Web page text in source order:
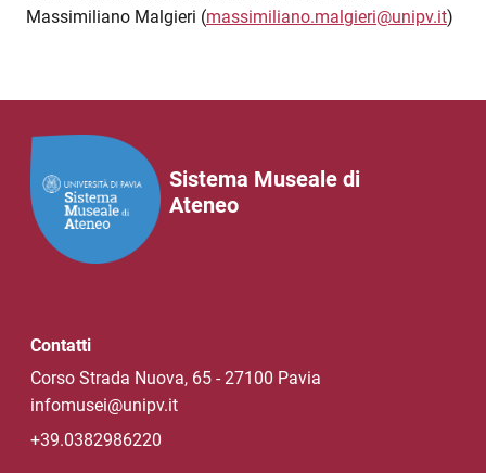
Massimiliano Malgieri (massimiliano.malgieri@unipv.it)
Sistema Museale di
Ateneo
Contatti
Corso Strada Nuova, 65 - 27100 Pavia
infomusei@unipv.it
+39.0382986220